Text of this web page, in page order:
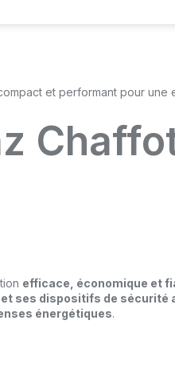
efficace, économique et
ses dispositifs de sécurité
énergétiques.